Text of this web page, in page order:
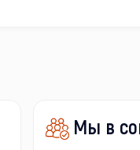
Мы в